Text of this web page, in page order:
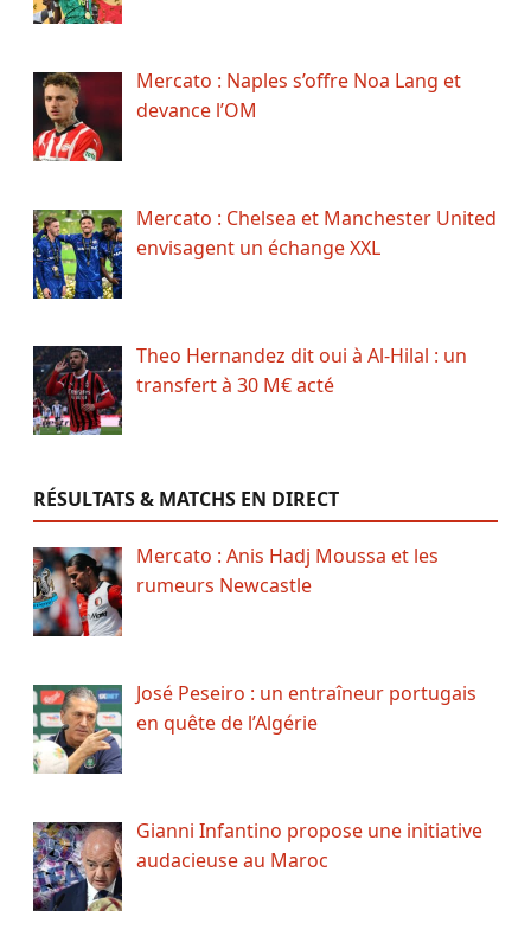
Mercato : Naples s’offre Noa Lang et
devance l’OM
Mercato : Chelsea et Manchester United
envisagent un échange XXL
Theo Hernandez dit oui à Al-Hilal : un
transfert à 30 M€ acté
RÉSULTATS & MATCHS EN DIRECT
Mercato : Anis Hadj Moussa et les
rumeurs Newcastle
José Peseiro : un entraîneur portugais
en quête de l’Algérie
Gianni Infantino propose une initiative
audacieuse au Maroc